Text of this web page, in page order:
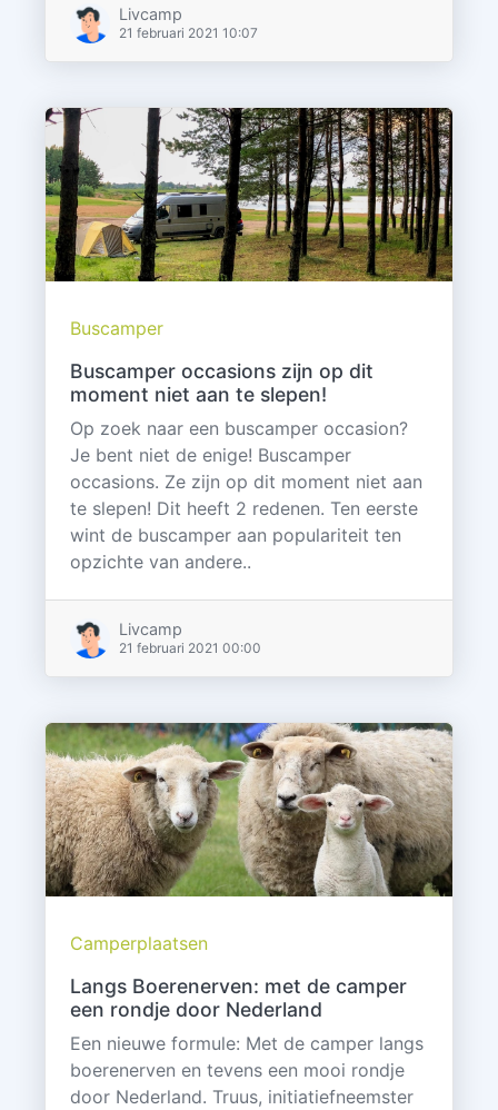
Livcamp
21 februari 2021 10:07
Buscamper
Buscamper occasions zijn op dit
moment niet aan te slepen!
Op zoek naar een buscamper occasion?
Je bent niet de enige! Buscamper
occasions. Ze zijn op dit moment niet aan
te slepen! Dit heeft 2 redenen. Ten eerste
wint de buscamper aan populariteit ten
opzichte van andere..
Livcamp
21 februari 2021 00:00
Camperplaatsen
Langs Boerenerven: met de camper
een rondje door Nederland
Een nieuwe formule: Met de camper langs
boerenerven en tevens een mooi rondje
door Nederland. Truus, initiatiefneemster